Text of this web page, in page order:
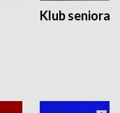
Klub seniora